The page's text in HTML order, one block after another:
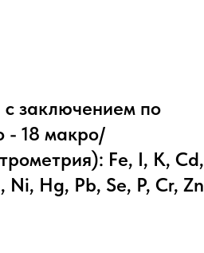
заключением по
- 18 макро/
Fе, I, K, Cd,
Hg, Pb, Se, P, Cr, Zn